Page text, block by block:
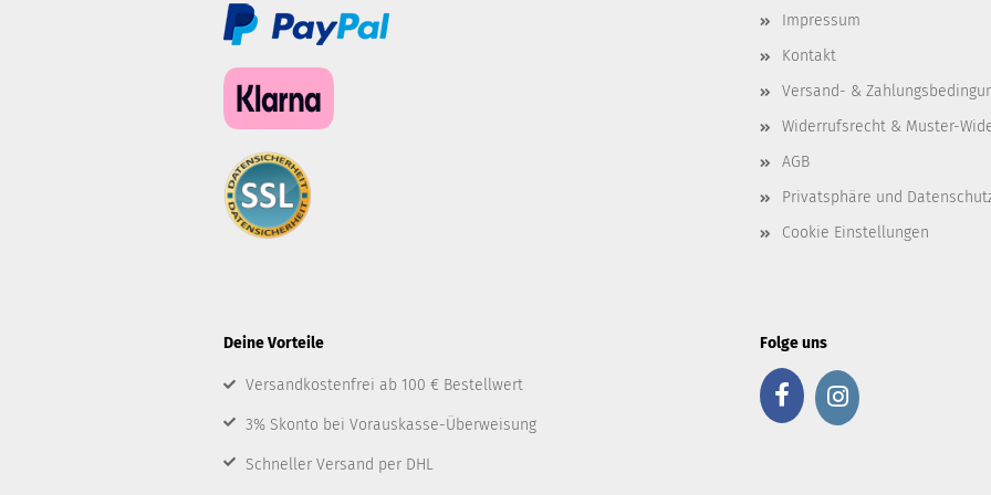
Impressum
Kontakt
Versand- &
Widerrufsrecht & Muster-
AGB
Privatsphäre und
Cookie Einstellungen
Deine Vorteile
Versandkostenfrei ab 100 € Bestellwert
3% Skonto bei Vorauskasse-Überweisung
Schneller Versand per DHL
Folge uns